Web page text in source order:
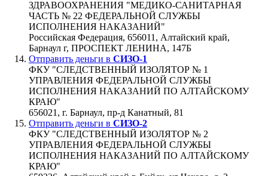
ЗДРАВООХРАНЕНИЯ "МЕДИКО-САНИТАРНАЯ
ЧАСТЬ № 22 ФЕДЕРАЛЬНОЙ СЛУЖБЫ
ИСПОЛНЕНИЯ НАКАЗАНИЙ"
Российская Федерация, 656011, Алтайский край,
Барнаул г, ПРОСПЕКТ ЛЕНИНА, 147Б
Отправить деньги в СИЗО-1
ФКУ "СЛЕДСТВЕННЫЙ ИЗОЛЯТОР № 1
УПРАВЛЕНИЯ ФЕДЕРАЛЬНОЙ СЛУЖБЫ
ИСПОЛНЕНИЯ НАКАЗАНИЙ ПО АЛТАЙСКОМУ
КРАЮ"
656021, г. Барнаул, пр-д Канатный, 81
Отправить деньги в СИЗО-2
ФКУ "СЛЕДСТВЕННЫЙ ИЗОЛЯТОР № 2
УПРАВЛЕНИЯ ФЕДЕРАЛЬНОЙ СЛУЖБЫ
ИСПОЛНЕНИЯ НАКАЗАНИЙ ПО АЛТАЙСКОМУ
КРАЮ"